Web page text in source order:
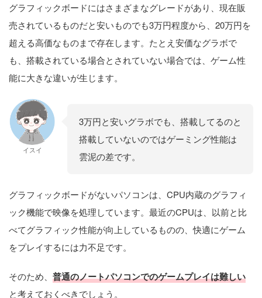
グラフィックボードにはさまざまなグレードがあり、現在販
売されているものだと安いものでも3万円程度から、20万円を
超える高価なものまで存在します。たとえ安価なグラボで
も、搭載されている場合とされていない場合では、ゲーム性
能に大きな違いが生じます。
イスイ
3万円と安いグラボでも、搭載してるのと
搭載していないのではゲーミング性能は
雲泥の差です。
グラフィックボードがないパソコンは、CPU内蔵のグラフィ
ック機能で映像を処理しています。最近のCPUは、以前と比
べてグラフィック性能が向上しているものの、快適にゲーム
をプレイするには力不足です。
そのため、 普通のノートパソコンでのゲームプレイは難しい
と考えておくべきでしょう。